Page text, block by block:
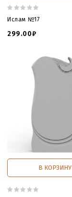
Ислам №17
299.00₽
В КОРЗИНУ